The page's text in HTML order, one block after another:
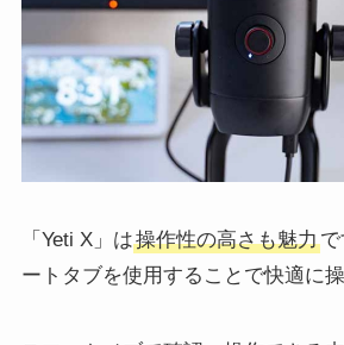
「Yeti X」は操作性の高さも魅力
ートタブを使用することで快適に操